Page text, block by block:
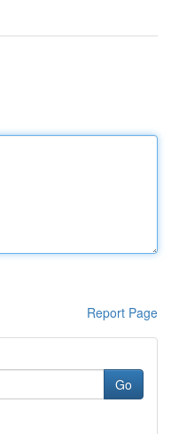
Report Page
Go